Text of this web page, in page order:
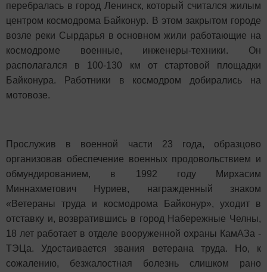
перебралась в город Ленинск, который считался жилым
центром космодрома Байконур. В этом закрытом городе
возле реки Сырдарья в основном жили работающие на
космодроме военные, инженеры-техники. Он
располагался в 100-130 км от стартовой площадки
Байконура. Работники в космодром добирались на
мотовозе.
Прослужив в военной части 23 года, образцово
организовав обеспечение военных продовольствием и
обмундированием, в 1992 году Мирхасим
Миннахметович Нуриев, награжденный знаком
«Ветераны труда и космодрома Байконур», уходит в
отставку и, возвратившись в город Набережные Челны,
18 лет работает в отделе вооруженной охраны КамАЗа -
ТЭЦа. Удостаивается звания ветерана труда. Но, к
сожалению, безжалостная болезнь слишком рано